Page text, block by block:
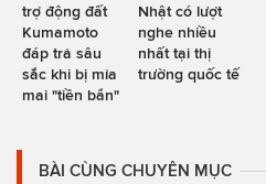
trợ động đất
Kumamoto
đáp trả sâu
sắc khi bị mỉa
mai "tiền bẩn"
Nhật có lượt
nghe nhiều
nhất tại thị
trường quốc tế
BÀI CÙNG CHUYÊN MỤC